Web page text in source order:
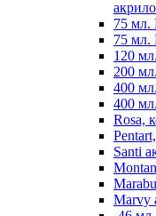
75 мл.
75 мл.
120
200
400
400
Rosa,
Santi
Marvy